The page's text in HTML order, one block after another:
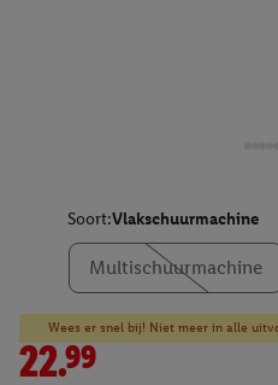
Soort:Vlakschuurmachine
Multischuurmachine
Wees er snel bij! Niet meer in alle
22.99